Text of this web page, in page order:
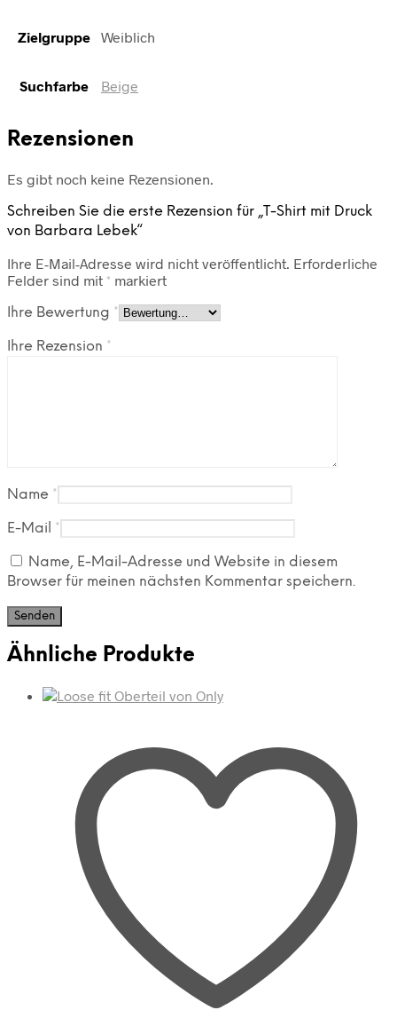
Zielgruppe Weiblich
Suchfarbe Beige
Rezensionen
Es gibt noch keine Rezensionen.
Schreiben Sie die erste Rezension für „T-Shirt mit Druck
von Barbara Lebek“
Ihre E-Mail-Adresse wird nicht veröffentlicht. Erforderliche
Felder sind mit * markiert
Ihre Bewertung *
Ihre Rezension *
Name *
E-Mail *
Name, E-Mail-Adresse und Website in diesem
Browser für meinen nächsten Kommentar speichern.
Ähnliche Produkte